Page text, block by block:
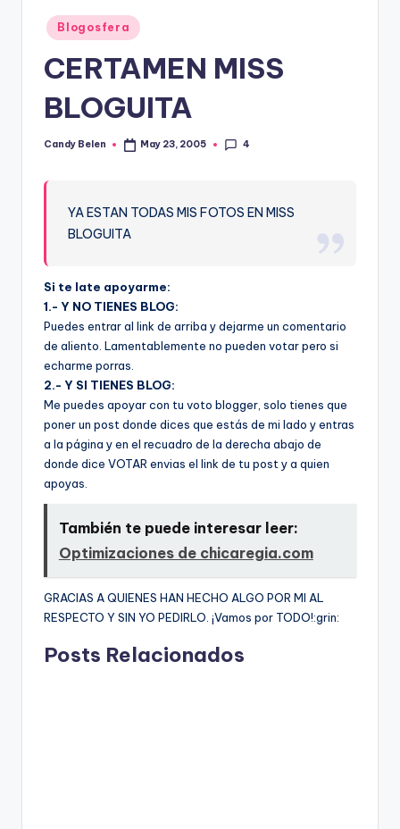
Posted
in
Blogosfera
CERTAMEN MISS
BLOGUITA
Posted
Candy Belen May 23, 2005 4
YA ESTAN TODAS MIS FOTOS EN MISS
BLOGUITA
Si te late apoyarme:
1.- Y NO TIENES BLOG:
Puedes entrar al link de arriba y dejarme un comentario
de aliento. Lamentablemente no pueden votar pero si
echarme porras.
2.- Y SI TIENES BLOG:
Me puedes apoyar con tu voto blogger, solo tienes que
poner un post donde dices que estás de mi lado y entras
a la página y en el recuadro de la derecha abajo de
donde dice VOTAR envias el link de tu post y a quien
apoyas.
También te puede interesar leer:
Optimizaciones de chicaregia.com
GRACIAS A QUIENES HAN HECHO ALGO POR MI AL
RESPECTO Y SIN YO PEDIRLO. ¡Vamos por TODO!:grin:
Posts Relacionados